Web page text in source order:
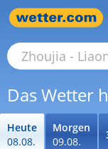
Das Wetter
Heute
08.08.
Morgen
09.08.